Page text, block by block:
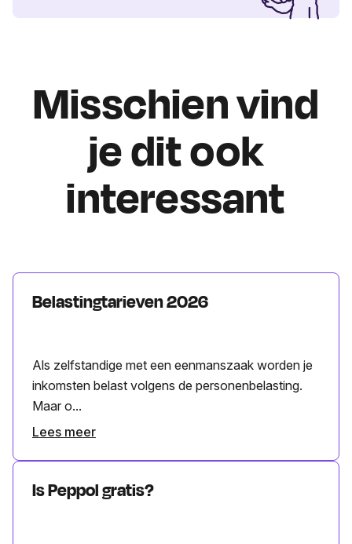
Misschien vind
je dit ook
interessant
Belastingtarieven 2026
Als zelfstandige met een eenmanszaak worden je
inkomsten belast volgens de personenbelasting.
Maar o...
Lees meer
Is Peppol gratis?